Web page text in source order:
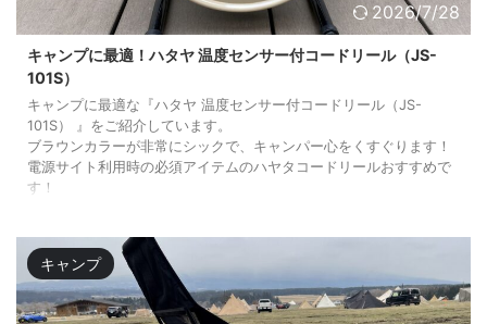
2026/7/28
キャンプに最適！ハタヤ 温度センサー付コードリール（JS-
101S）
キャンプに最適な『ハタヤ 温度センサー付コードリール（JS-
101S） 』をご紹介しています。
ブラウンカラーが非常にシックで、キャンパー心をくすぐります！
電源サイト利用時の必須アイテムのハヤタコードリールおすすめで
す！
キャンプ